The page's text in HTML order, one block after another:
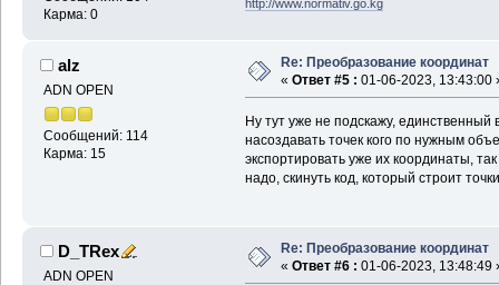
Карма: 0
http://www.normativ.go.kg
alz
ADN OPEN
Сообщений: 114
Карма: 15
Re: Преобразование координат
« Ответ #5 : 01-06-2023, 13:43:00
Ну тут уже не подскажу, единственный
насоздавать точек кого по нужным
экспортировать уже их координаты,
надо, скинуть код, который строит
D_TRex
ADN OPEN
Re: Преобразование координат
« Ответ #6 : 01-06-2023, 13:48:49